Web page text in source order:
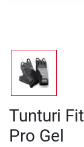
Tunturi
Pro Gel